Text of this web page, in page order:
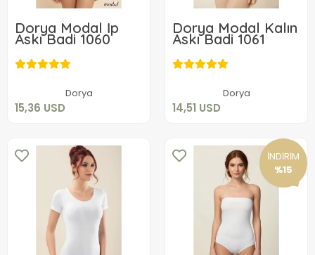
Dorya Modal İp
Askı Badi 1060
Dorya
15,36 USD
15,36 USD
Dorya Modal Kalın
Askı Badi 1061
Dorya
14,51 USD
14,51 USD
İNDİRİM
%15